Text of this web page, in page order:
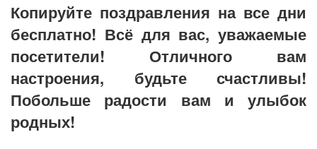
Копируйте поздравления на все дни
бесплатно! Всё для вас, уважаемые
посетители! Отличного вам
настроения, будьте счастливы!
Побольше радости вам и улыбок
родных!